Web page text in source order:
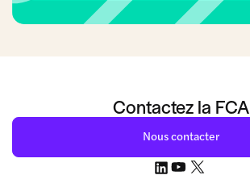
Contactez la FCA
Nous contacter